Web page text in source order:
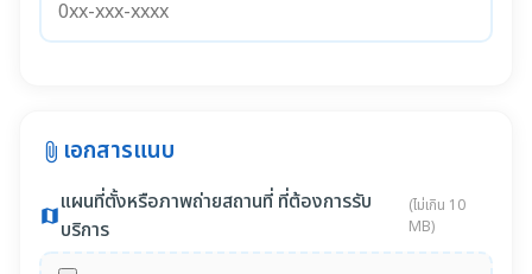
attach_file เอกสารแนบ
mapแผนที่ตั้งหรือภาพถ่ายสถานที่ ที่ต้องการรับ
บริการ
(ไม่เกิน 10
MB)